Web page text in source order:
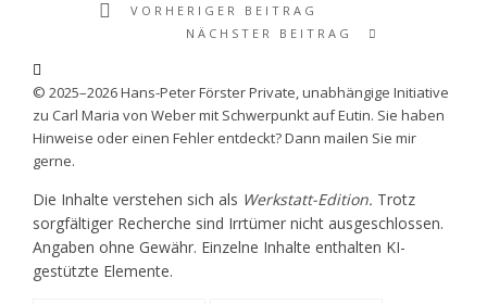
VORHERIGER BEITRAG
NÄCHSTER BEITRAG
© 2025–2026 Hans-Peter Förster Private, unabhängige Initiative
zu Carl Maria von Weber mit Schwerpunkt auf Eutin. Sie haben
Hinweise oder einen Fehler entdeckt? Dann mailen Sie mir
gerne.
Die Inhalte verstehen sich als Werkstatt-Edition. Trotz
sorgfältiger Recherche sind Irrtümer nicht ausgeschlossen.
Angaben ohne Gewähr. Einzelne Inhalte enthalten KI-
gestützte Elemente.